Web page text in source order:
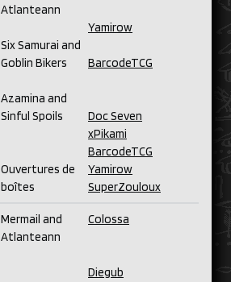
Atlanteann
Six Samurai and
Goblin Bikers
Azamina and
Sinful Spoils
Ouvertures de
boîtes
Yamirow
BarcodeTCG
Doc Seven
xPikami
BarcodeTCG
Yamirow
SuperZouloux
Mermail and
Atlanteann
Colossa
Diegub